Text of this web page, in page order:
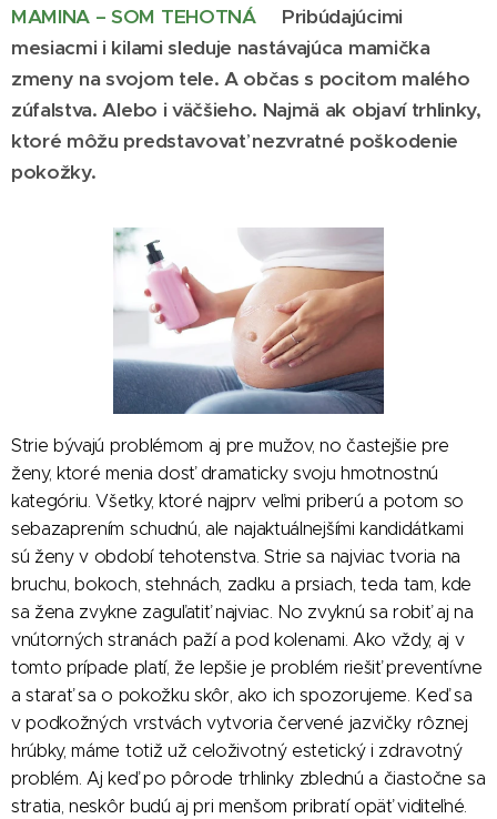
MAMINA – SOM TEHOTNÁ
Pribúdajúcimi
mesiacmi i kilami sleduje nastávajúca mamička
zmeny na svojom tele. A občas s pocitom malého
zúfalstva. Alebo i väčšieho. Najmä ak objaví trhlinky,
ktoré môžu predstavovať nezvratné poškodenie
pokožky.
Strie bývajú problémom aj pre mužov, no častejšie pre
ženy, ktoré menia dosť dramaticky svoju hmotnostnú
kategóriu. Všetky, ktoré najprv veľmi priberú a potom so
sebazaprením schudnú, ale najaktuálnejšími kandidátkami
sú ženy v období tehotenstva. Strie sa najviac tvoria na
bruchu, bokoch, stehnách, zadku a prsiach, teda tam, kde
sa žena zvykne zaguľatiť najviac. No zvyknú sa robiť aj na
vnútorných stranách paží a pod kolenami. Ako vždy, aj v
tomto prípade platí, že lepšie je problém riešiť preventívne
a starať sa o pokožku skôr, ako ich spozorujeme. Keď sa
v podkožných vrstvách vytvoria červené jazvičky rôznej
hrúbky, máme totiž už celoživotný estetický i zdravotný
problém. Aj keď po pôrode trhlinky zblednú a čiastočne sa
stratia, neskôr budú aj pri menšom pribratí opäť viditeľné.